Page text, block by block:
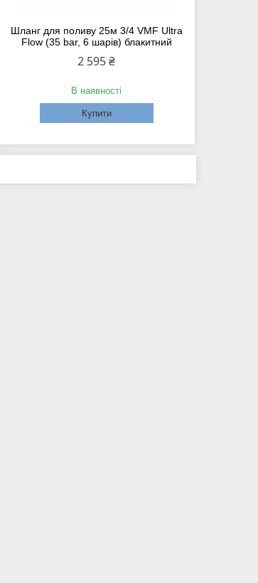
Шланг для поливу 25м 3/4 VMF Ultra
Flow (35 bar, 6 шарів) блакитний
2 595 ₴
В наявності
Купити